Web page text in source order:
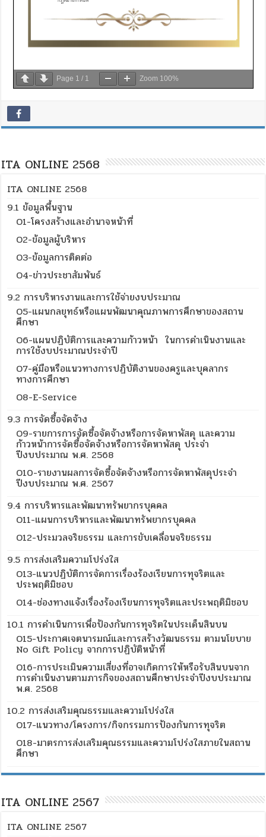
Page 1 / 1 Zoom 100%
ITA ONLINE 2568
ITA ONLINE 2568
9.1 ข้อมูลพื้นฐาน
O1-โครงสร้างและอำนาจหน้าที่
O2-ข้อมูลผู้บริหาร
O3-ข้อมูลการติดต่อ
O4-ข่าวประชาสัมพันธ์
9.2 การบริหารงานและการใช้จ่ายงบประมาณ
O5-แผนกลยุทธ์หรือแผนพัฒนาคุณภาพการศึกษาของสถาน
ศึกษา
O6-แผนปฏิบัติการและความก้าวหน้า ในการดำเนินงานและ
การใช้งบประมาณประจำปี
O7-คู่มือหรือแนวทางการปฏิบัติงานของครูและบุคลากร
ทางการศึกษา
O8-E-Service
9.3 การจัดซื้อจัดจ้าง
O9-รายการการจัดซื้อจัดจ้างหรือการจัดหาพัสดุ และความ
ก้าวหน้าการจัดซื้อจัดจ้างหรือการจัดหาพัสดุ ประจำ
ปีงบประมาณ พ.ศ. 2568
O10-รายงานผลการจัดซื้อจัดจ้างหรือการจัดหาพัสดุประจำ
ปีงบประมาณ พ.ศ. 2567
9.4 การบริหารและพัฒนาทรัพยากรบุคคล
O11-แผนการบริหารและพัฒนาทรัพยากรบุคคล
O12-ประมวลจริยธรรม และการขับเคลื่อนจริยธรรม
9.5 การส่งเสริมความโปร่งใส
O13-แนวปฏิบัติการจัดการเรื่องร้องเรียนการทุจริตและ
ประพฤติมิชอบ
O14-ช่องทางแจ้งเรื่องร้องเรียนการทุจริตและประพฤติมิชอบ
10.1 การดำเนินการเพื่อป้องกันการทุจริตในประเด็นสินบน
O15-ประกาศเจตนารมณ์และการสร้างวัฒนธรรม ตามนโยบาย
No Gift Policy จากการปฏิบัติหน้าที่
O16-การประเมินความเสี่ยงที่อาจเกิดการให้หรือรับสินบนจาก
การดำเนินงานตามภารกิจของสถานศึกษาประจำปีงบประมาณ
พ.ศ. 2568
10.2 การส่งเสริมคุณธรรมและความโปร่งใส
O17-แนวทาง/โครงการ/กิจกรรมการป้องกันการทุจริต
O18-มาตรการส่งเสริมคุณธรรมและความโปร่งใสภายในสถาน
ศึกษา
ITA ONLINE 2567
ITA ONLINE 2567